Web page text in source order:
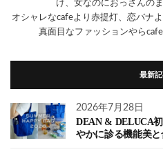
け、女なのにおっさんの
オシャレなcafeより赤提灯、恋バナ
真面目なファッションやら
最新
2026年7月28日
DEAN & DELUCA
やかに診る機能美と